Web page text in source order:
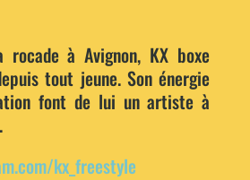
rocade à Avignon, KX boxe
tout jeune. Son énergie
font de lui un artiste à
kx_freestyle